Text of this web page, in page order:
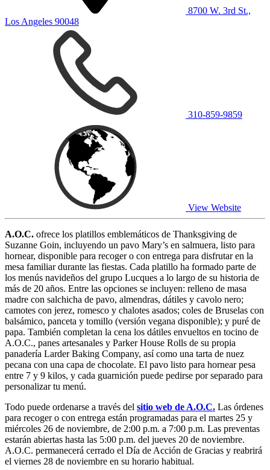
8700 W. 3rd St.,
Los Angeles 90048
310-859-9859
View Website
A.O.C. ofrece los platillos emblemáticos de Thanksgiving de
Suzanne Goin, incluyendo un pavo Mary’s en salmuera, listo para
hornear, disponible para recoger o con entrega para disfrutar en la
mesa familiar durante las fiestas. Cada platillo ha formado parte de
los menús navideños del grupo Lucques a lo largo de su historia de
más de 20 años. Entre las opciones se incluyen: relleno de masa
madre con salchicha de pavo, almendras, dátiles y cavolo nero;
camotes con jerez, romesco y chalotes asados; coles de Bruselas con
balsámico, panceta y tomillo (versión vegana disponible); y puré de
papa. También completan la cena los dátiles envueltos en tocino de
A.O.C., panes artesanales y Parker House Rolls de su propia
panadería Larder Baking Company, así como una tarta de nuez
pecana con una capa de chocolate. El pavo listo para hornear pesa
entre 7 y 9 kilos, y cada guarnición puede pedirse por separado para
personalizar tu menú.
Todo puede ordenarse a través del sitio web de A.O.C. Las órdenes
para recoger o con entrega están programadas para el martes 25 y
miércoles 26 de noviembre, de 2:00 p.m. a 7:00 p.m. Las preventas
estarán abiertas hasta las 5:00 p.m. del jueves 20 de noviembre.
A.O.C. permanecerá cerrado el Día de Acción de Gracias y reabrirá
el viernes 28 de noviembre en su horario habitual.